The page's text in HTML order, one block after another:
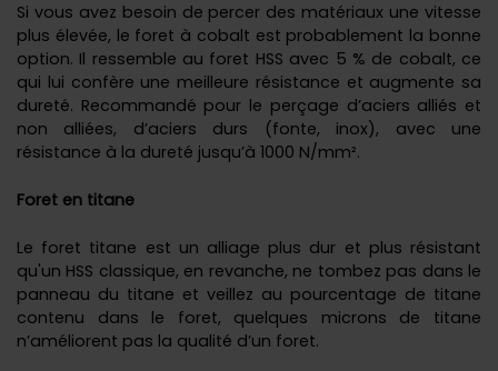
Si vous avez besoin de percer des matériaux une vitesse
plus élevée, le foret à cobalt est probablement la bonne
option. Il ressemble au foret HSS avec 5 % de cobalt, ce
qui lui confère une meilleure résistance et augmente sa
dureté. Recommandé pour le perçage d’aciers alliés et
non alliées, d’aciers durs (fonte, inox), avec une
résistance à la dureté jusqu’à 1000 N/mm².
Foret en titane
Le foret titane est un alliage plus dur et plus résistant
qu'un HSS classique, en revanche, ne tombez pas dans le
panneau du titane et veillez au pourcentage de titane
contenu dans le foret, quelques microns de titane
n’améliorent pas la qualité d’un foret.